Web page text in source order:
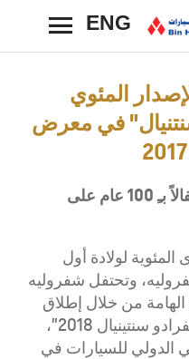
ENG
المئوي
في معرض
يأتي هذا الإصدار الحصري احتفالاً بـِ 100 عام على
2018 الذكرى المئوية لولادة أول
وتحتفل شفروليه
من خلال إطلاق
الإصدار المئوي الحصري "سيلفرادو سنتينيال 2018"،
للسيارات في